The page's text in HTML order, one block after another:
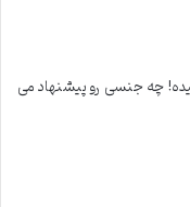
چه جنسی رو پیشنهاد می